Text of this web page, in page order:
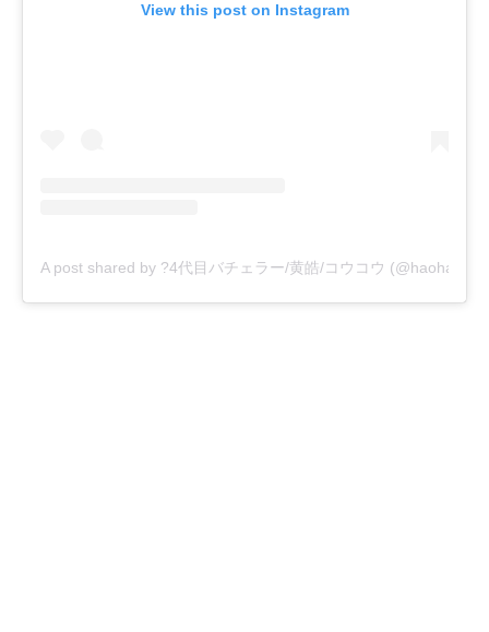
View this post on Instagram
A post shared by ?4代目バチェラー/黄皓/コウコウ